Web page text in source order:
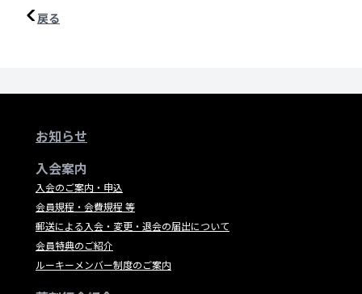
戻る
お知らせ
入会案内
入会のご案内・申込
会員規程・会費規程 等
郵送による入会・変更・退会の届出について
会員特典のご紹介
ルーキーメンバー制度のご案内